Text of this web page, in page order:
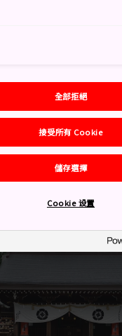
，搭乘 Super 萩號直
荻車站。從車站步行約
，可在車站附近租借自
，或搭乘計程車（約 5
全部拒絕
接受所有 Cookie
儲存選擇
Cookie 设置